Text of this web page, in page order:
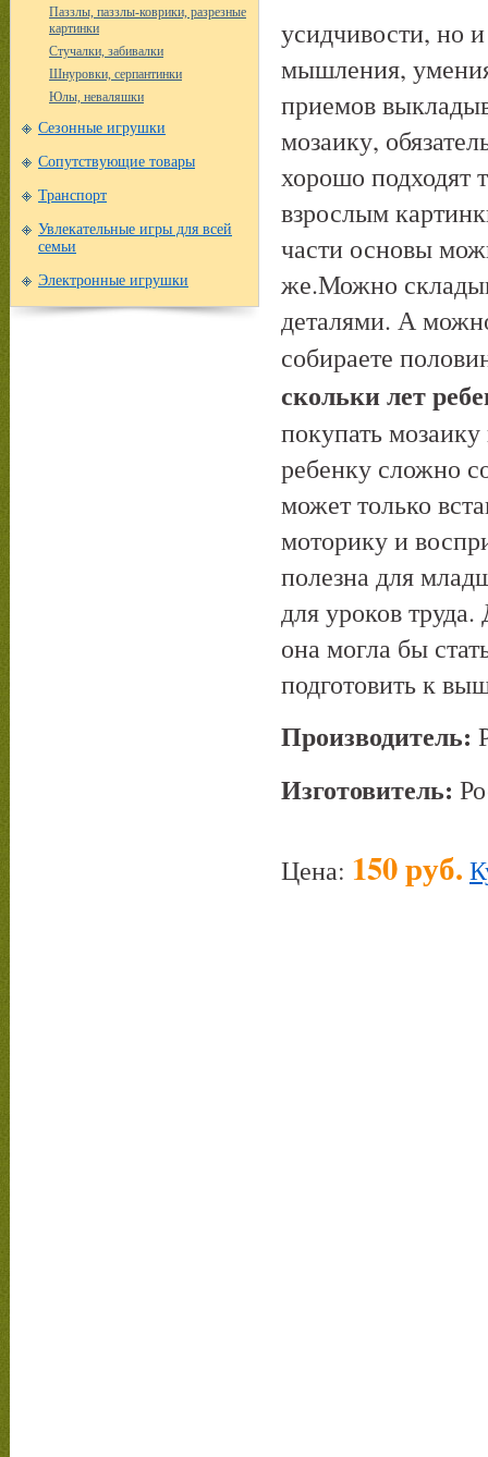
Паззлы, паззлы-коврики, разрезные
картинки
Стучалки, забивалки
Шнуровки, серпантинки
Юлы, неваляшки
Сезонные игрушки
Сопутствующие товары
Транспорт
Увлекательные игры для всей
семьи
Электронные игрушки
усидчивости, но
мышления,
приемов
мозаику,
хорошо подходят
взрослым
части основы
же.Можно
деталями. А
собираете
скольки лет
покупать
ребенку сложно
может только
моторику и
полезна для
для уроков
она могла бы
подготовить к
Производитель:
Изготовитель:
Цена: 150 руб.